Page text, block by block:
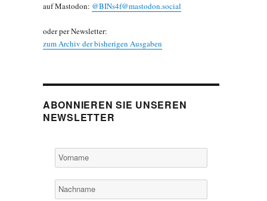
auf Mastodon: @BINs4f@mastodon.social
oder per Newsletter:
zum Archiv der bisherigen Ausgaben
ABONNIEREN SIE UNSEREN
NEWSLETTER